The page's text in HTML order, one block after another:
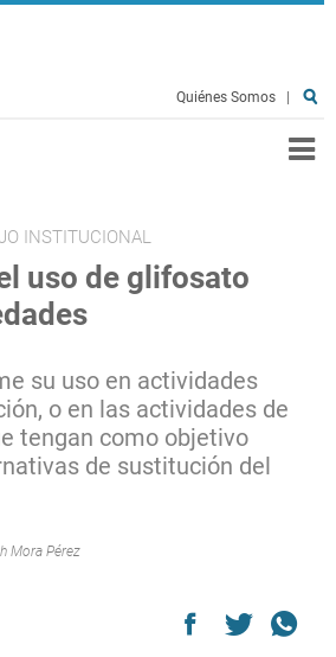
Quiénes Somos
INSTITUCIONAL
uso de glifosato
su uso en actividades
o en las actividades de
tengan como objetivo
de sustitución del
Mora Pérez